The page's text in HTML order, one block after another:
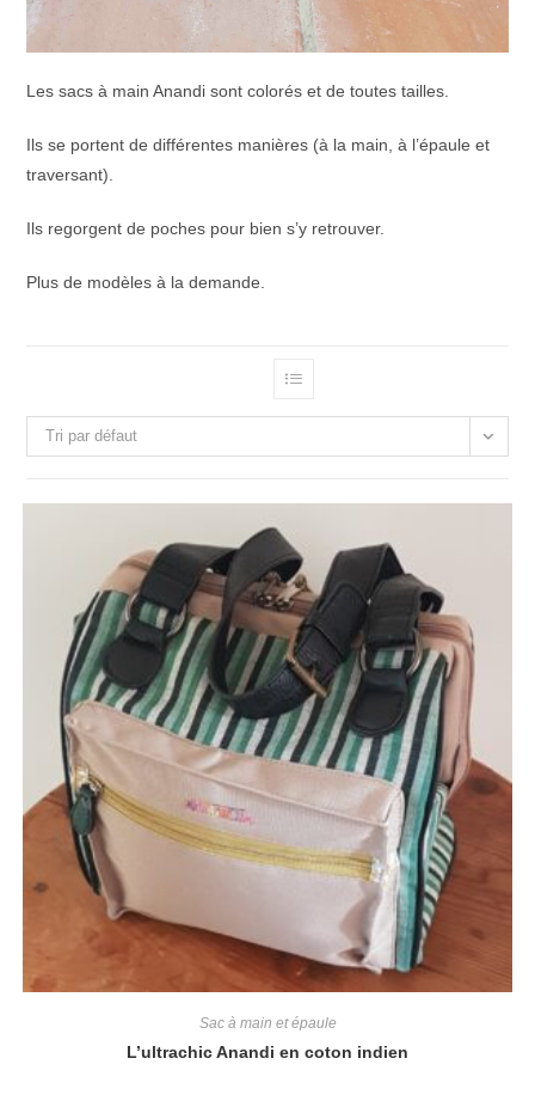
Les sacs à main Anandi sont colorés et de toutes tailles.
Ils se portent de différentes manières (à la main, à l’épaule et
traversant).
Ils regorgent de poches pour bien s’y retrouver.
Plus de modèles à la demande.
Tri par défaut
Sac à main et épaule
L’ultrachic Anandi en coton indien